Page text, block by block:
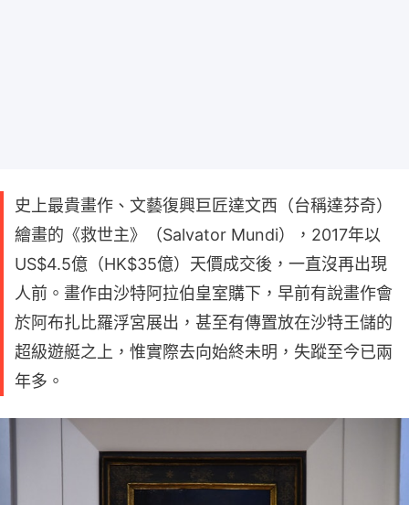
史上最貴畫作、文藝復興巨匠達文西（台稱達芬奇）
繪畫的《救世主》（Salvator Mundi），2017年以
US$4.5億（HK$35億）天價成交後，一直沒再出現
人前。畫作由沙特阿拉伯皇室購下，早前有說畫作會
於阿布扎比羅浮宮展出，甚至有傳置放在沙特王儲的
超級遊艇之上，惟實際去向始終未明，失蹤至今已兩
年多。